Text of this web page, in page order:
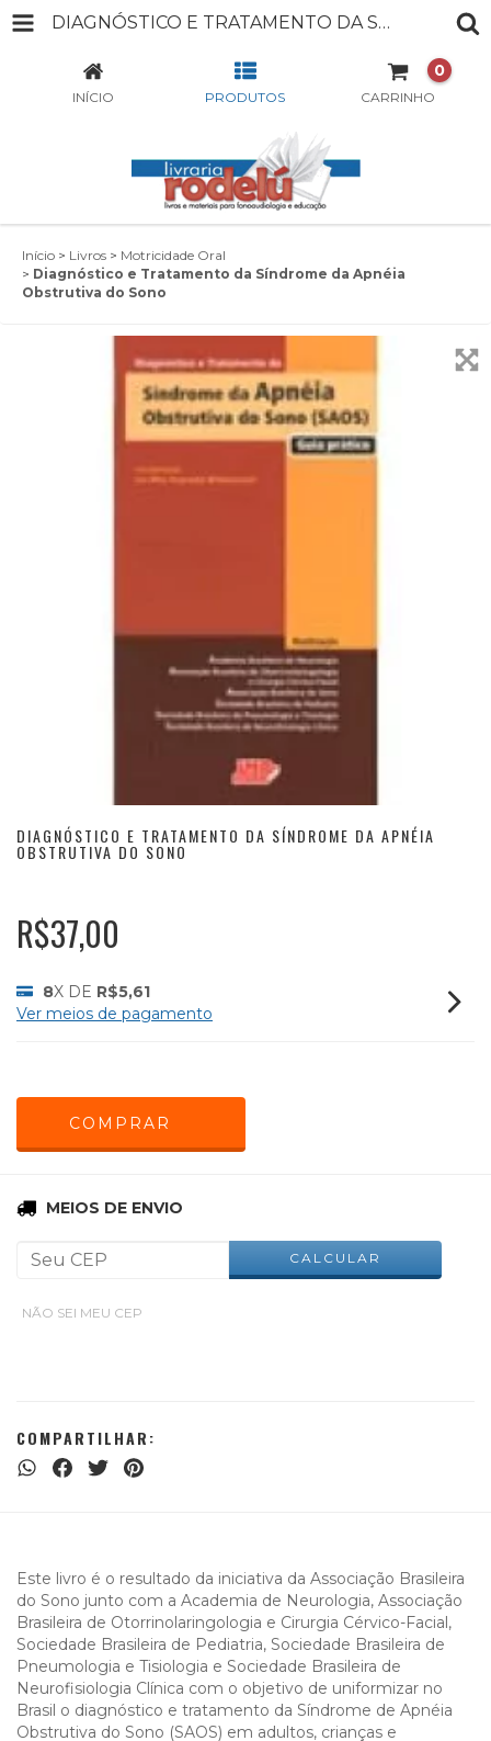
DIAGNÓSTICO E TRATAMENTO DA SÍNDROME DA APNÉIA OBSTRUTIVA DO SONO
INÍCIO PRODUTOS CARRINHO
0
Início > Livros > Motricidade Oral
> Diagnóstico e Tratamento da Síndrome da Apnéia
Obstrutiva do Sono
DIAGNÓSTICO E TRATAMENTO DA SÍNDROME DA APNÉIA
OBSTRUTIVA DO SONO
R$37,00
8X DE R$5,61
Ver meios de pagamento
MEIOS DE ENVIO
CALCULAR
NÃO SEI MEU CEP
COMPARTILHAR:
Este livro é o resultado da iniciativa da Associação Brasileira
do Sono junto com a Academia de Neurologia, Associação
Brasileira de Otorrinolaringologia e Cirurgia Cérvico-Facial,
Sociedade Brasileira de Pediatria, Sociedade Brasileira de
Pneumologia e Tisiologia e Sociedade Brasileira de
Neurofisiologia Clínica com o objetivo de uniformizar no
Brasil o diagnóstico e tratamento da Síndrome de Apnéia
Obstrutiva do Sono (SAOS) em adultos, crianças e